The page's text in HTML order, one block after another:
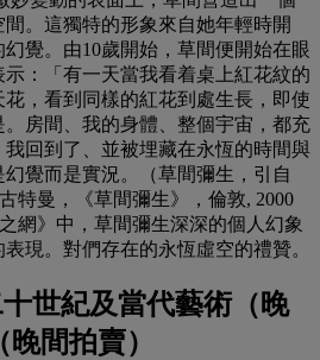
。這獨特的形象來自她年輕時開
覺。由10歲開始，草間便開始在眼
：「有一天當我看着桌上紅花紋的
，看到同樣的紅花到處生長，即使
房間、我的身體、整個宇宙，都充
我回到了、並被埋藏在永恆的時間與
覺而是實況。（草間彌生，引自
特曼，《草間彌生》，倫敦, 2000
網》中，草間彌生深深的個人幻象
現。對們存在的永恆虛空的禮贊。
世紀及當代藝術（晚
間拍賣）